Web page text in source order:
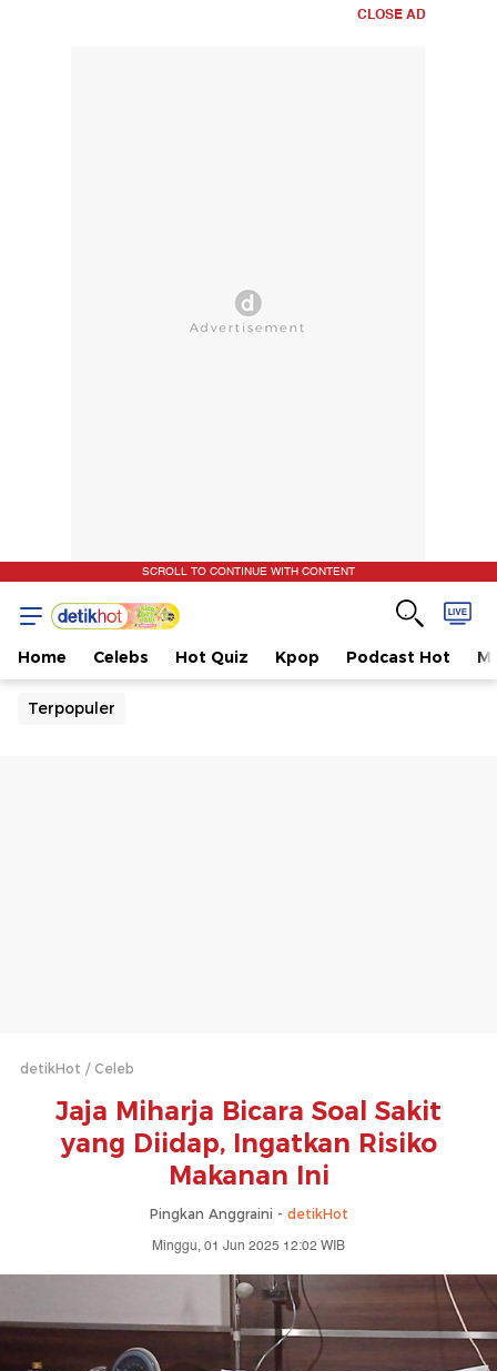
CLOSE AD
SCROLL TO CONTINUE WITH CONTENT
Home Celebs Hot Quiz Kpop Podcast Hot
Terpopuler
detikHot Celeb
Jaja Miharja Bicara Soal Sakit
yang Diidap, Ingatkan Risiko
Makanan Ini
Pingkan Anggraini - detikHot
Minggu, 01 Jun 2025 12:02 WIB